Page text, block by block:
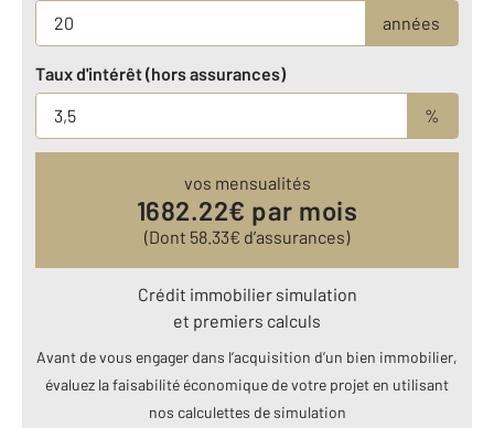
années
Taux d'intérêt (hors assurances)
%
vos mensualités
1682.22€ par mois
(Dont 58.33€ d’assurances)
Crédit immobilier simulation
et premiers calculs
Avant de vous engager dans l’acquisition d’un bien immobilier,
évaluez la faisabilité économique de votre projet en utilisant
nos calculettes de simulation